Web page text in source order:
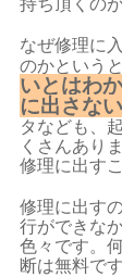
持ち頂くの
なぜ修理に
のかという
いとはわ
に出さな
タなども、
くさんあり
修理に出す
修理に出す
行ができな
色々です。
断は無料で